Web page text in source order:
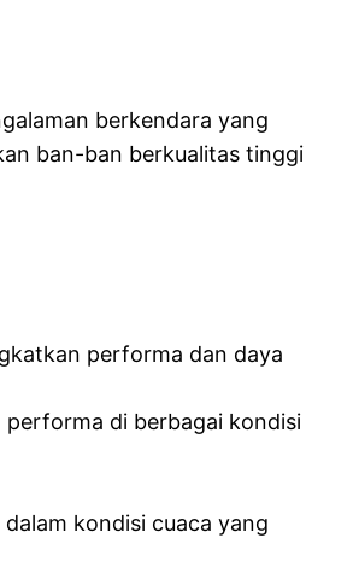
berkendara yang
ban-ban berkualitas tinggi
performa dan daya
di berbagai kondisi
kondisi cuaca yang